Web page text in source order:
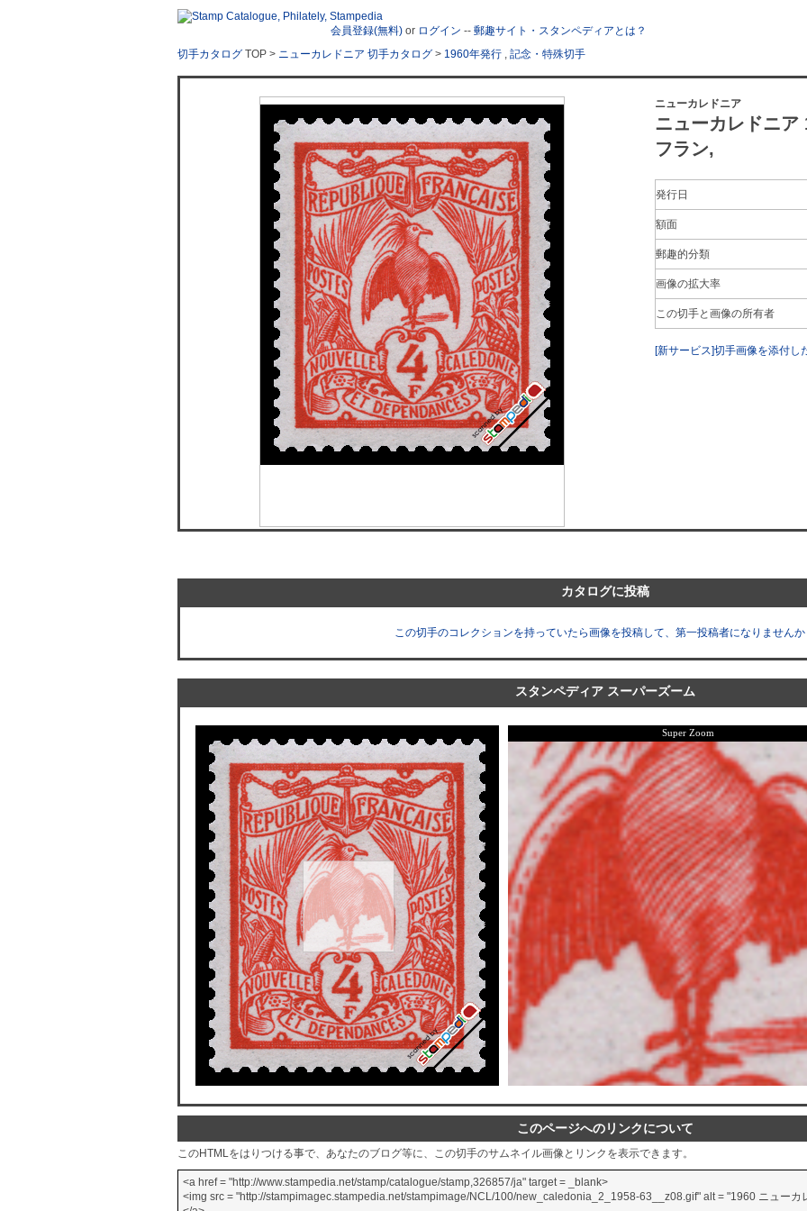
会員登録(無料) or ログイン -- 郵趣サイト・スタンペディアとは？
切手カタログ TOP > ニューカレドニア 切手カタログ > 1960年発行 , 記念・特殊切手
ニューカレドニア
ニューカレドニア
フラン,
発行日
額面
郵趣的分類
画像の拡大率
この切手と画像の所有者
[新サービス]切手画像を添付し
カタログに投稿
この切手のコレクションを持っていたら画像を投稿して、第一投稿者になりません
スタンペディア スーパーズーム
このページへのリンクについて
このHTMLをはりつける事で、あなたのブログ等に、この切手のサムネイル画像とリンクを表示できます。